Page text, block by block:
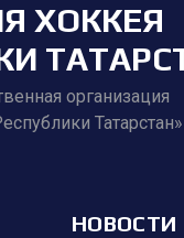
ХОККЕЯ
организация
Татарстан»
НОВОСТИ